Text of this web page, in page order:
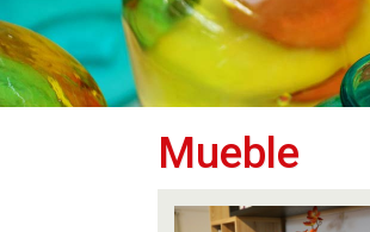
Mueble